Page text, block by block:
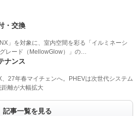
・交換
」を対象に、室内空間を彩る「イルミネーシ
レード（MellowGlow）」の…
ナンス
、27年春マイチェンへ。PHEVは次世代システム
距離が大幅拡大
記事一覧を見る